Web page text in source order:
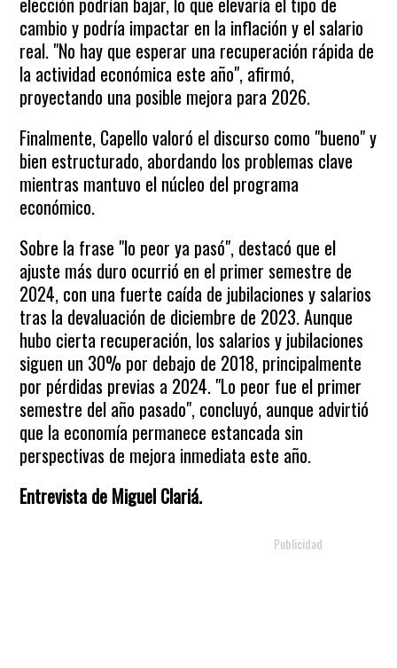
cambio y podría impactar en la inflación y el salario
real. "No hay que esperar una recuperación rápida de
la actividad económica este año", afirmó,
proyectando una posible mejora para 2026.
Finalmente, Capello valoró el discurso como "bueno" y
bien estructurado, abordando los problemas clave
mientras mantuvo el núcleo del programa
económico.
Sobre la frase "lo peor ya pasó", destacó que el
ajuste más duro ocurrió en el primer semestre de
2024, con una fuerte caída de jubilaciones y salarios
tras la devaluación de diciembre de 2023. Aunque
hubo cierta recuperación, los salarios y jubilaciones
siguen un 30% por debajo de 2018, principalmente
por pérdidas previas a 2024. "Lo peor fue el primer
semestre del año pasado", concluyó, aunque advirtió
que la economía permanece estancada sin
perspectivas de mejora inmediata este año.
Entrevista de Miguel Clariá.